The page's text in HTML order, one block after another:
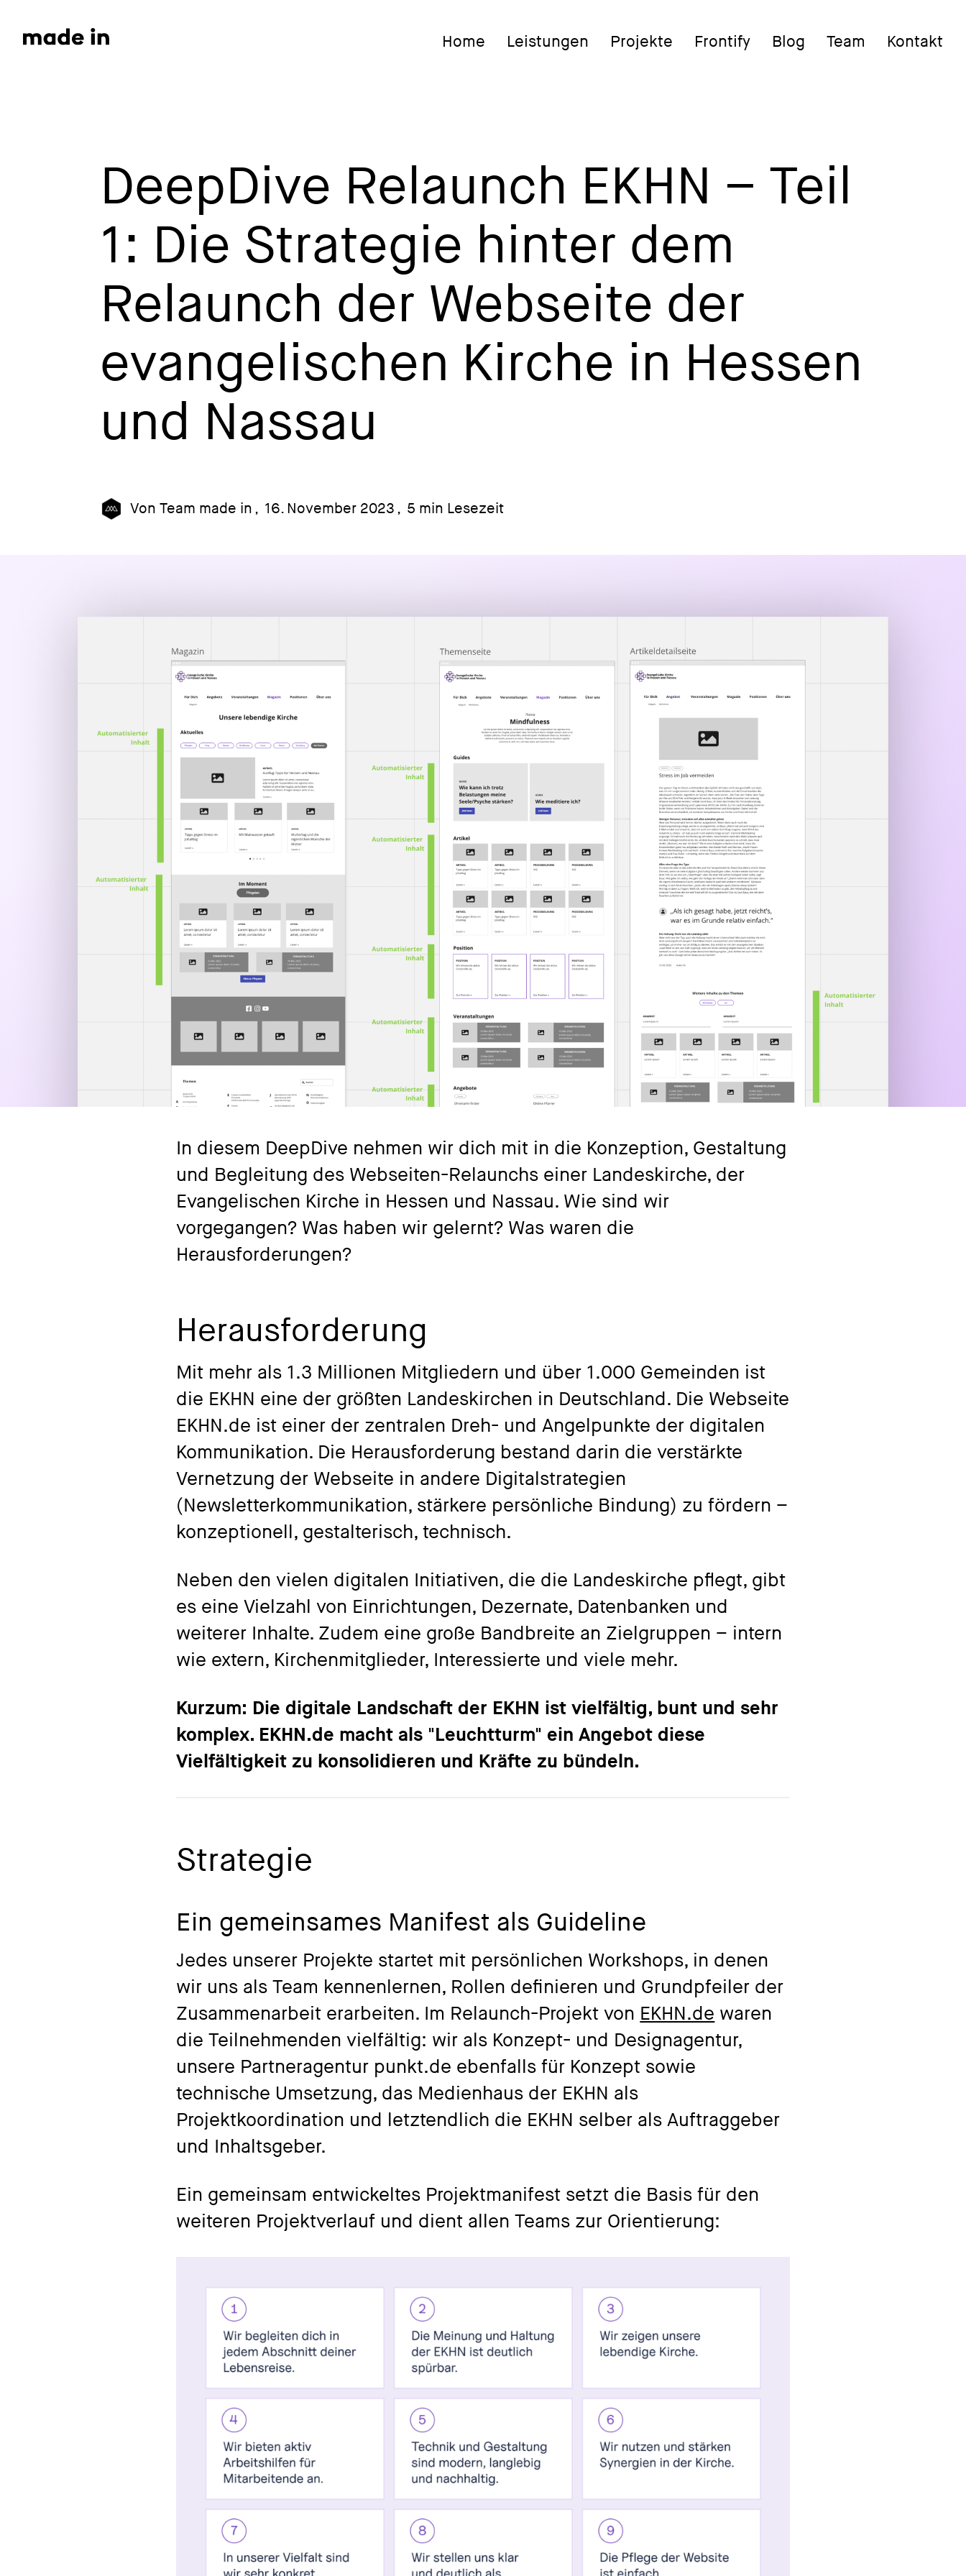
Home Leistungen Projekte Frontify Blog Team Kontakt
DeepDive Relaunch EKHN – Teil
1: Die Strategie hinter dem
Relaunch der Webseite der
evangelischen Kirche in Hessen
und Nassau
Von Team made in , 16. November 2023 , 5 min Lesezeit
In diesem DeepDive nehmen wir dich mit in die Konzeption, Gestaltung
und Begleitung des Webseiten-Relaunchs einer Landeskirche, der
Evangelischen Kirche in Hessen und Nassau. Wie sind wir
vorgegangen? Was haben wir gelernt? Was waren die
Herausforderungen?
Herausforderung
Mit mehr als 1.3 Millionen Mitgliedern und über 1.000 Gemeinden ist
die EKHN eine der größten Landeskirchen in Deutschland. Die Webseite
EKHN.de ist einer der zentralen Dreh- und Angelpunkte der digitalen
Kommunikation. Die Herausforderung bestand darin die verstärkte
Vernetzung der Webseite in andere Digitalstrategien
(Newsletterkommunikation, stärkere persönliche Bindung) zu fördern –
konzeptionell, gestalterisch, technisch.
Neben den vielen digitalen Initiativen, die die Landeskirche pflegt, gibt
es eine Vielzahl von Einrichtungen, Dezernate, Datenbanken und
weiterer Inhalte. Zudem eine große Bandbreite an Zielgruppen – intern
wie extern, Kirchenmitglieder, Interessierte und viele mehr.
Kurzum: Die digitale Landschaft der EKHN ist vielfältig, bunt und sehr
komplex. EKHN.de macht als "Leuchtturm" ein Angebot diese
Vielfältigkeit zu konsolidieren und Kräfte zu bündeln.
Strategie
Ein gemeinsames Manifest als Guideline
Jedes unserer Projekte startet mit persönlichen Workshops, in denen
wir uns als Team kennenlernen, Rollen definieren und Grundpfeiler der
Zusammenarbeit erarbeiten. Im Relaunch-Projekt von EKHN.de waren
die Teilnehmenden vielfältig: wir als Konzept- und Designagentur,
unsere Partneragentur punkt.de ebenfalls für Konzept sowie
technische Umsetzung, das Medienhaus der EKHN als
Projektkoordination und letztendlich die EKHN selber als Auftraggeber
und Inhaltsgeber.
Ein gemeinsam entwickeltes Projektmanifest setzt die Basis für den
weiteren Projektverlauf und dient allen Teams zur Orientierung: